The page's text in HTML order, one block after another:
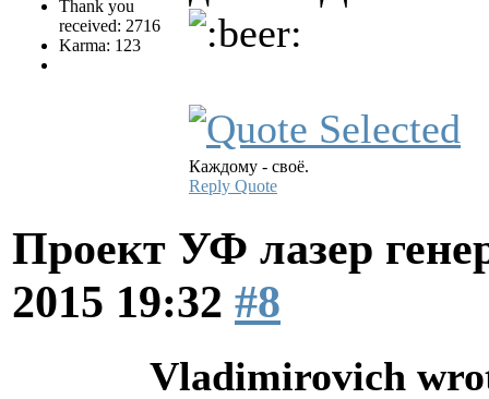
Thank you
received: 2716
Karma: 123
Каждому - своё.
Reply Quote
Проект УФ лазер
2015 19:32 #8
Vladimirovich